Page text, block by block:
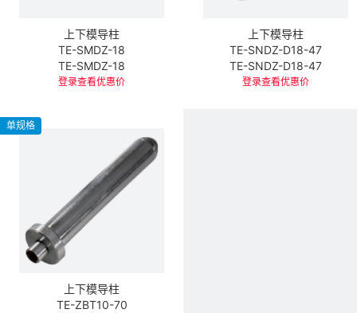
上下模导柱
TE-SMDZ-18
TE-SMDZ-18
登录查看优惠价
上下模导柱
TE-SNDZ-D18-47
TE-SNDZ-D18-47
登录查看优惠价
上下模导柱
TE-ZBT10-70
单规格